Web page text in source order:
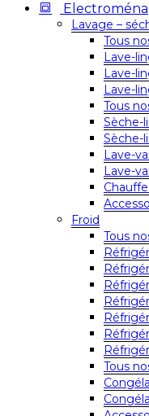
Lavage –
Tous
Lave-
Lave-
Lave-
Tous
Sèche-
Sèche-
Lave-
Lave-
Froid
Tous
Tous